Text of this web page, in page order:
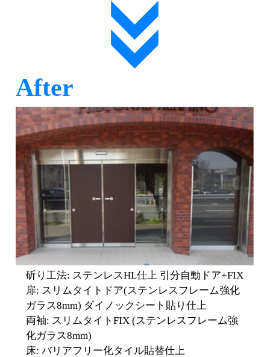
After
斫り工法: ステンレスHL仕上 引分自動ドア+FIX
扉: スリムタイトドア(ステンレスフレーム強化
ガラス8mm) ダイノックシート貼り仕上
両袖: スリムタイトFIX (ステンレスフレーム強
化ガラス8mm)
床: バリアフリー化タイル貼替仕上